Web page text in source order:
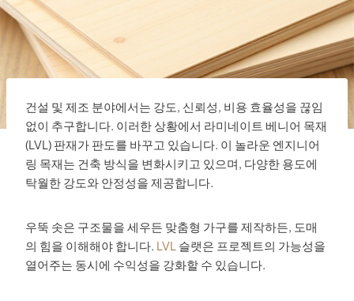
건설 및 제조 분야에서는 강도, 신뢰성, 비용 효율성을 끊임
없이 추구합니다. 이러한 상황에서 라미네이트 베니어 목재
(LVL) 판재가 판도를 바꾸고 있습니다. 이 놀라운 엔지니어
링 목재는 건축 방식을 변화시키고 있으며, 다양한 용도에
탁월한 강도와 안정성을 제공합니다.
우뚝 솟은 구조물을 세우든 맞춤형 가구를 제작하든, 도매
의 힘을 이해해야 합니다. LVL 슬랫은 프로젝트의 가능성을
열어주는 동시에 수익성을 강화할 수 있습니다.